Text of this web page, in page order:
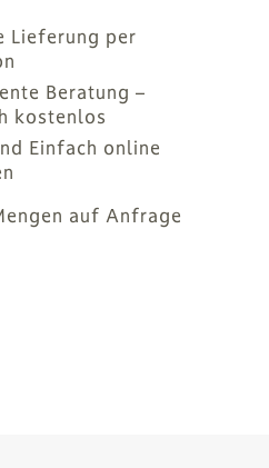
Lieferung per
Beratung –
kostenlos
Einfach online
auf Anfrage